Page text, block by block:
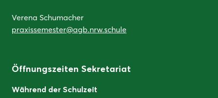
Verena Schumacher
praxissemester@agb.nrw.schule
Öffnungszeiten Sekretariat
Während der Schulzeit